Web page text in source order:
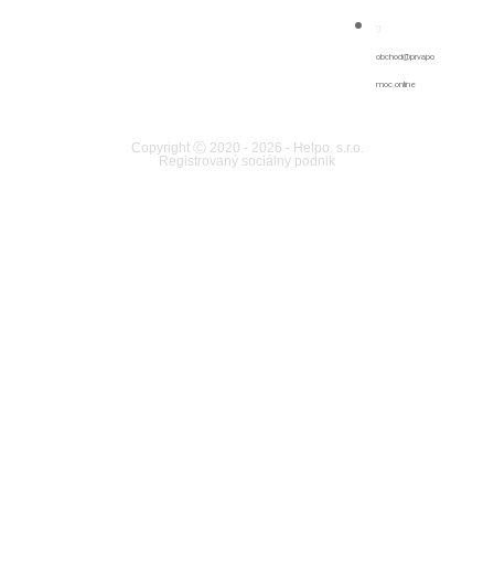
obchod@prvapo
moc.online
Copyright Ⓒ 2020 - 2026 - Helpo. s.r.o.
Registrovaný sociálny podnik